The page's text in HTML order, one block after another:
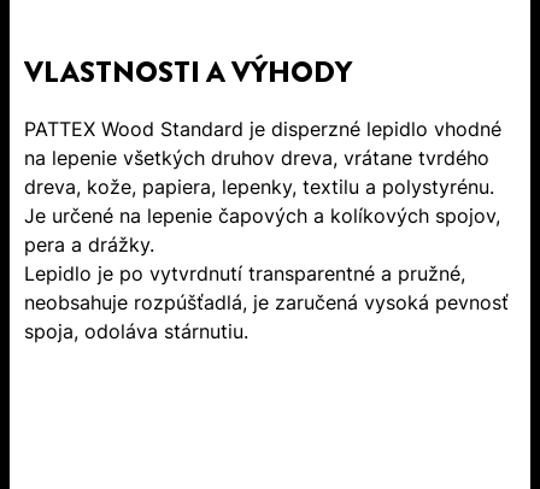
VLASTNOSTI A VÝHODY
PATTEX Wood Standard je disperzné lepidlo vhodné
na lepenie všetkých druhov dreva, vrátane tvrdého
dreva, kože, papiera, lepenky, textilu a polystyrénu.
Je určené na lepenie čapových a kolíkových spojov,
pera a drážky.
Lepidlo je po vytvrdnutí transparentné a pružné,
neobsahuje rozpúšťadlá, je zaručená vysoká pevnosť
spoja, odoláva stárnutiu.